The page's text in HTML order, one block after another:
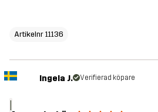
Artikelnr 11136
I
Ingela J. Verifierad köpare